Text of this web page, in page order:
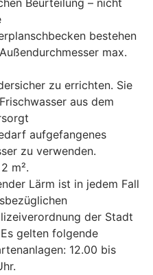
Beurteilung – nicht
bestehen
max.
zu errichten. Sie
aus dem
aufgefangenes
zu verwenden.
m².
Lärm ist in jedem Fall
der Stadt
gelten folgende
12.00 bis